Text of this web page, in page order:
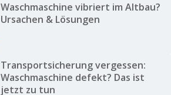
Waschmaschine vibriert im Altbau?
Ursachen & Lösungen
Transportsicherung vergessen:
Waschmaschine defekt? Das ist
jetzt zu tun